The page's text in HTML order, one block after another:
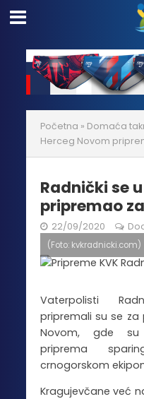
Početna » Domaća
Herceg Novom
Radnički se
pripremao
22/09/2020
(Foto: kvkradnicki.com)
Vaterpolisti
pripremali su se za
Novom, gde su
priprema
crnogorskom
Kragujevčane već